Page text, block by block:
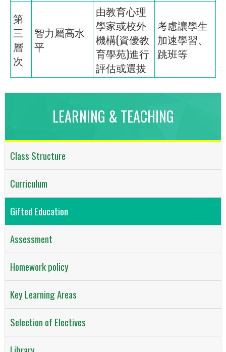
第
三
層
次
智力屬高水
平
由教育心理
學家或校外
機構(資優教
育學苑)進行
評估或選拔
考慮讓學生
加速學習、
跳班等
LEARNING & TEACHING
Class Structure
Curriculum
Gifted Education
Assessment
Homework policy
Key Learning Areas
Selection of Electives